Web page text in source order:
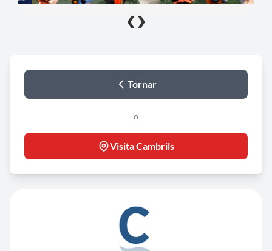
❮ ❯
Tornar
o
Visita Cambrils